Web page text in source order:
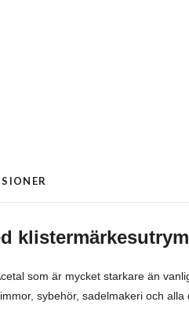
som är mycket starkare än
sybehör, sadelmakeri och